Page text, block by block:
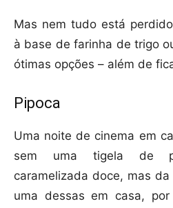
Mas nem tudo está
à base de farinha de trigo
ótimas opções – além de
Pipoca
Uma noite de cinema em
sem uma tigela de
caramelizada doce, mas
uma dessas em casa,